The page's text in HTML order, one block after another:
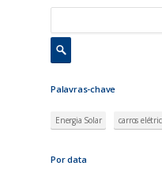
Palavras-chave
Energia Solar carros
Por data